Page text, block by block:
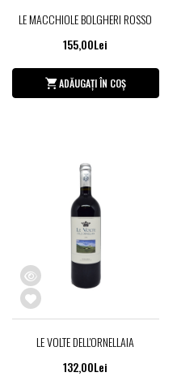
LE MACCHIOLE BOLGHERI ROSSO
155,00Lei
ADĂUGAȚI ÎN COȘ
LE VOLTE DELL'ORNELLAIA
132,00Lei